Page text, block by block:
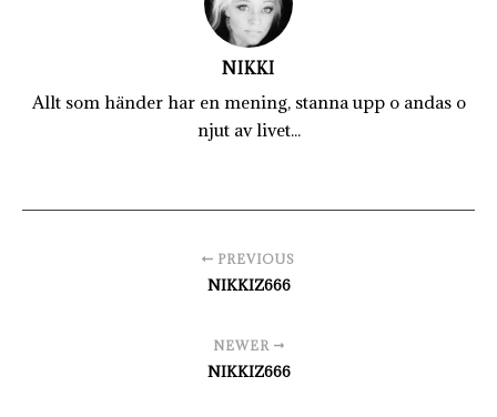
NIKKI
Allt som händer har en mening, stanna upp o andas o
njut av livet...
PREVIOUS
NIKKIZ666
NEWER
NIKKIZ666